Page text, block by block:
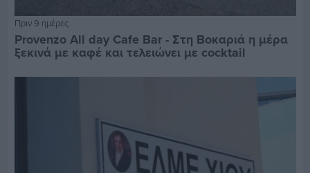
Πριν 9 ημέρες
Provenzo All day Cafe Bar - Στη Βοκαριά η μέρα
ξεκινά με καφέ και τελειώνει με cocktail